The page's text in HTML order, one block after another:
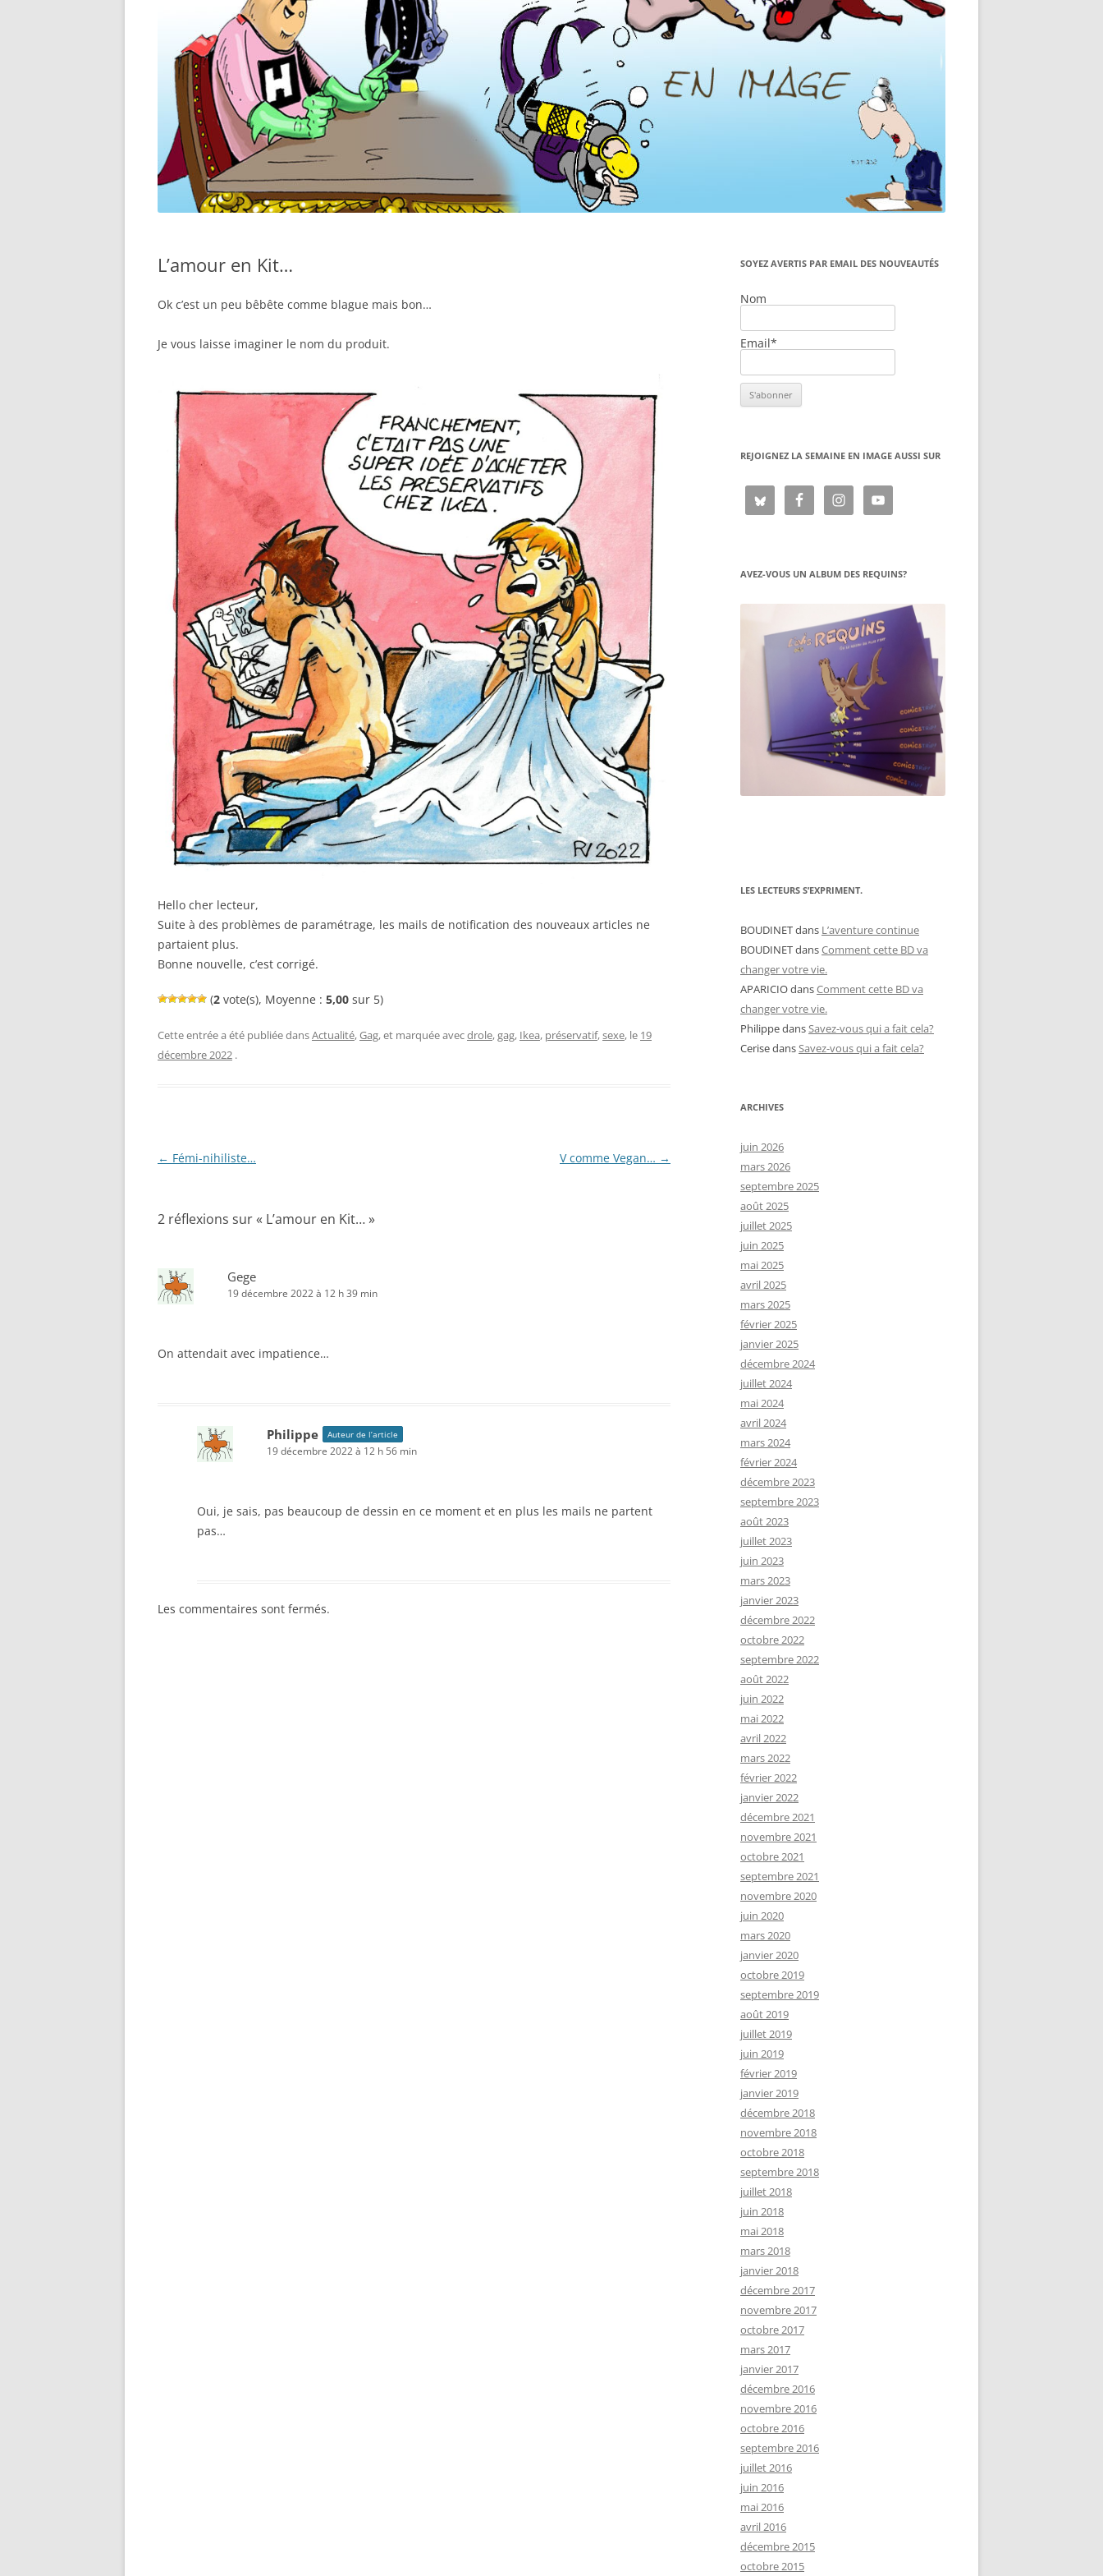
L’amour en Kit…
Ok c’est un peu bêbête comme blague mais bon…
Je vous laisse imaginer le nom du produit.
Hello cher lecteur,
Suite à des problèmes de paramétrage, les mails de notification des nouveaux articles ne
partaient plus.
Bonne nouvelle, c’est corrigé.
(2 vote(s), Moyenne : 5,00 sur 5)
Cette entrée a été publiée dansActualité,Gag, et marquée avecdrole,gag, Ikea, préservatif,sexe, le 19
décembre 2022 .
Navigation
← Fémi-nihiliste… V comme Vegan… →
2 réflexions sur « L’amour en Kit…»
Gege
19 décembre 2022 à 12 h 39 min
On attendait avec impatience…
Philippe Auteur de l’article
19 décembre 2022 à 12 h 56 min
Oui, je sais, pas beaucoup de dessin en ce moment et en plus les mails ne partent
pas…
Les commentaires sont fermés.
SOYEZ AVERTIS PAR EMAIL DES NOUVEAUTÉS
Nom
Email*
REJOIGNEZ LA SEMAINE EN IMAGE AUSSI SUR
AVEZ-VOUS UN ALBUM DES REQUINS?
LES LECTEURS S’EXPRIMENT.
BOUDINETdans L’aventure continue
BOUDINETdansComment cette BD va
changer votre vie.
APARICIOdansComment cette BD va
changer votre vie.
PhilippedansSavez-vous qui a fait cela?
CerisedansSavez-vous qui a fait cela?
ARCHIVES
juin 2026
mars 2026
septembre 2025
août 2025
juillet 2025
juin 2025
mai 2025
avril 2025
mars 2025
février 2025
janvier 2025
décembre 2024
juillet 2024
mai 2024
avril 2024
mars 2024
février 2024
décembre 2023
septembre 2023
août 2023
juillet 2023
juin 2023
mars 2023
janvier 2023
décembre 2022
octobre 2022
septembre 2022
août 2022
juin 2022
mai 2022
avril 2022
mars 2022
février 2022
janvier 2022
décembre 2021
novembre 2021
octobre 2021
septembre 2021
novembre 2020
juin 2020
mars 2020
janvier 2020
octobre 2019
septembre 2019
août 2019
juillet 2019
juin 2019
février 2019
janvier 2019
décembre 2018
novembre 2018
octobre 2018
septembre 2018
juillet 2018
juin 2018
mai 2018
mars 2018
janvier 2018
décembre 2017
novembre 2017
octobre 2017
mars 2017
janvier 2017
décembre 2016
novembre 2016
octobre 2016
septembre 2016
juillet 2016
juin 2016
mai 2016
avril 2016
décembre 2015
octobre 2015